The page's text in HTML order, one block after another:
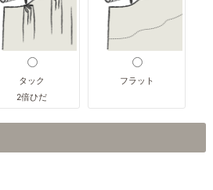
タック
2倍ひだ
フラット